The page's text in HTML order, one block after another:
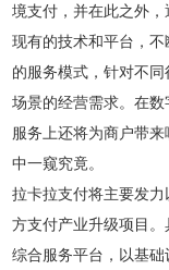
境支付，并在此之外
现有的技术和平台，不
的服务模式，针对不
场景的经营需求。在
服务上还将为商户带
中一窥究竟。
拉卡拉支付将主要发
方支付产业升级项目
综合服务平台，以基